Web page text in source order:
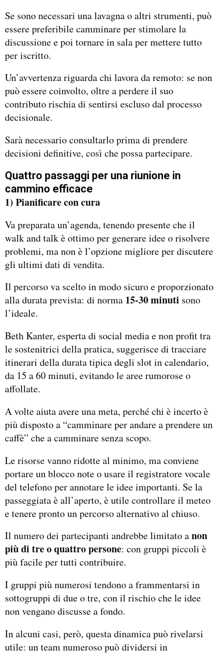
Se sono necessari una lavagna o altri strumenti, può
essere preferibile camminare per stimolare la
discussione e poi tornare in sala per mettere tutto
per iscritto.
Un’avvertenza riguarda chi lavora da remoto: se non
può essere coinvolto, oltre a perdere il suo
contributo rischia di sentirsi escluso dal processo
decisionale.
Sarà necessario consultarlo prima di prendere
decisioni definitive, così che possa partecipare.
Quattro passaggi per una riunione in
cammino efficace
1) Pianificare con cura
Va preparata un’agenda, tenendo presente che il
walk and talk è ottimo per generare idee o risolvere
problemi, ma non è l’opzione migliore per discutere
gli ultimi dati di vendita.
Il percorso va scelto in modo sicuro e proporzionato
alla durata prevista: di norma 15-30 minuti sono
l’ideale.
Beth Kanter, esperta di social media e non profit tra
le sostenitrici della pratica, suggerisce di tracciare
itinerari della durata tipica degli slot in calendario,
da 15 a 60 minuti, evitando le aree rumorose o
affollate.
A volte aiuta avere una meta, perché chi è incerto è
più disposto a “camminare per andare a prendere un
caffè” che a camminare senza scopo.
Le risorse vanno ridotte al minimo, ma conviene
portare un blocco note o usare il registratore vocale
del telefono per annotare le idee importanti. Se la
passeggiata è all’aperto, è utile controllare il meteo
e tenere pronto un percorso alternativo al chiuso.
Il numero dei partecipanti andrebbe limitato anon
più di tre o quattro persone: con gruppi piccoli è
più facile per tutti contribuire.
I gruppi più numerosi tendono a frammentarsi in
sottogruppi di due o tre, con il rischio che le idee
non vengano discusse a fondo.
In alcuni casi, però, questa dinamica può rivelarsi
utile: un team numeroso può dividersi in